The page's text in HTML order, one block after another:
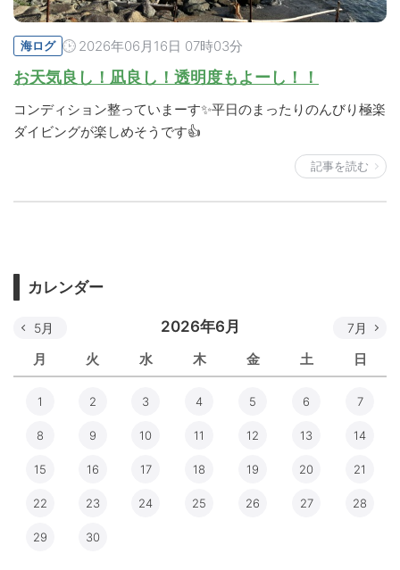
海ログ 2026年06月16日 07時03分
お天気良し！凪良し！透明度もよーし！！
コンディション整っていまーす✨平日のまったりのんびり極楽
ダイビングが楽しめそうです👍
記事を読む
カレンダー
2026年6月
月 火 水 木 金 土 日
5月 7月
1 2 3 4 5 6 7
8 9 10 11 12 13 14
15 16 17 18 19 20 21
22 23 24 25 26 27 28
29 30